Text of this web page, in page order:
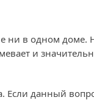
в одном доме.
и
Если данный